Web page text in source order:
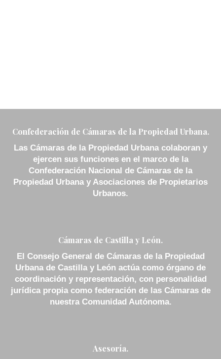
Confederación de Cámaras de la Propiedad Urbana.
Las Cámaras de la Propiedad Urbana colaboran y
ejercen sus funciones en el marco de la
Confederación Nacional de Cámaras de la
Propiedad Urbana y Asociaciones de Propietarios
Urbanos.
Cámaras de Castilla y León.
El Consejo General de Cámaras de la Propiedad
Urbana de Castilla y León actúa como órgano de
coordinación y representación, con personalidad
jurídica propia como federación de las Cámaras de
nuestra Comunidad Autónoma.
Asesoría.